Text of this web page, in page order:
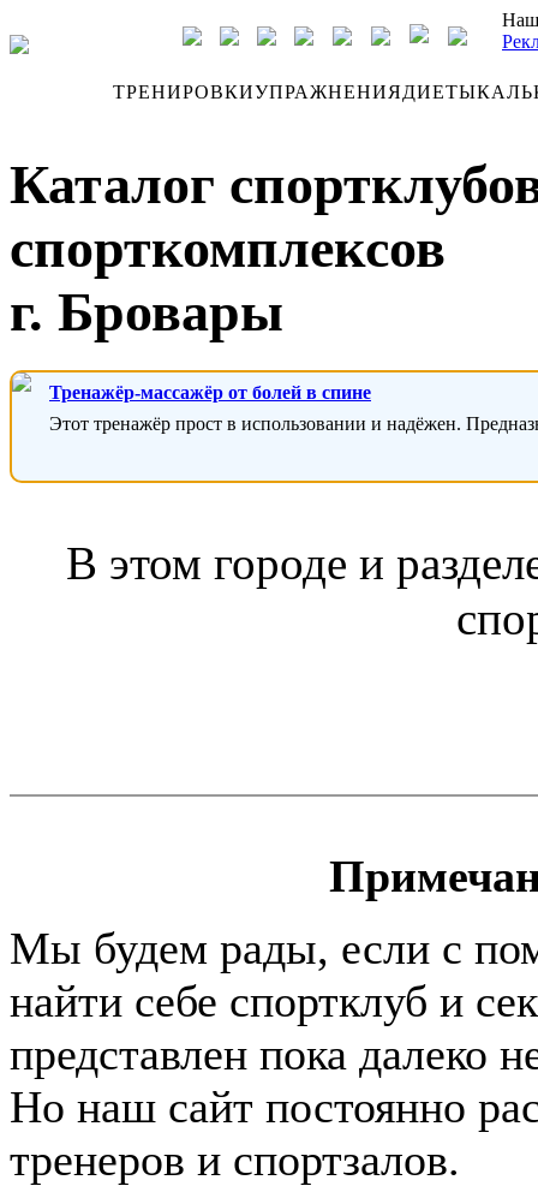
ТРЕНИРОВКИУПРАЖНЕНИЯДИЕТЫ
Каталог
спорткомплексов
г. Бровары
Тренажёр-массажёр от болей в спине
Этот тренажёр прост в использовании и надёжен.
В этом городе и
Мы будем рады, если с
найти себе спортклуб и
представлен пока далеко
Но наш сайт постоянно
тренеров и спортзалов.